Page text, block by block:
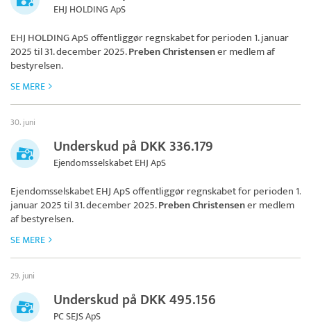
EHJ HOLDING ApS
EHJ HOLDING ApSoffentliggør regnskabet for perioden 1. januar
2025 til 31. december 2025.Preben Christensener medlem af
bestyrelsen.
SE MERE
30. juni
Underskud på DKK 336.179
Ejendomsselskabet EHJ ApS
Ejendomsselskabet EHJ ApSoffentliggør regnskabet for perioden 1.
januar 2025 til 31. december 2025.Preben Christensener medlem
af bestyrelsen.
SE MERE
29. juni
Underskud på DKK 495.156
PC SEJS ApS